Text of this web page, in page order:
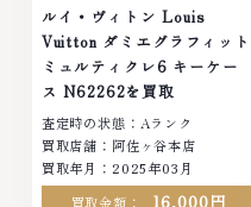
りを実現しており、他店ではお値
段の付かなかったお品物でも、一
点一点丁寧に無料で査定します。
お気軽にご連絡ください。TEL:
0120-959-764営業時間: 10:00
～19:00定休日: 年中無休
ルイ・ヴィトン Louis
Vuitton ダミエグラフィット
ミュルティクレ6 キーケー
ス N62262を買取
査定時の状態：Aランク
買取店舗：阿佐ヶ谷本店
買取年月：2025年03月
買取金額：
16,000円